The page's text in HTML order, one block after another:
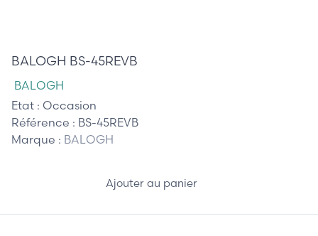
BALOGH BS-45REVB
BALOGH
Etat : Occasion
Référence : BS-45REVB
Marque : BALOGH
Ajouter au panier